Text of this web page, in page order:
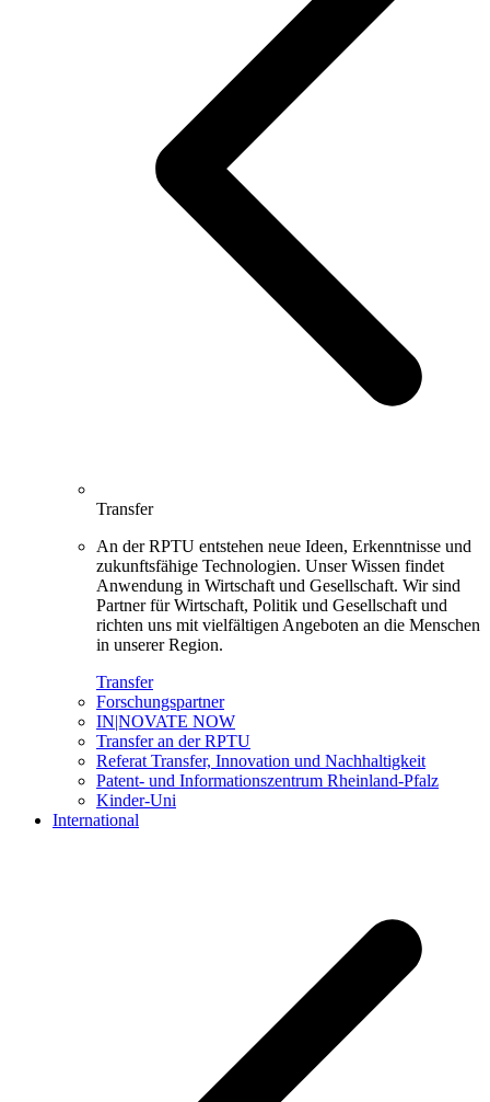
Transfer
An der RPTU entstehen neue Ideen, Erkenntnisse und
zukunftsfähige Technologien. Unser Wissen findet
Anwendung in Wirtschaft und Gesellschaft. Wir sind
Partner für Wirtschaft, Politik und Gesellschaft und
richten uns mit vielfältigen Angeboten an die Menschen
in unserer Region.
Transfer
Forschungspartner
IN|NOVATE NOW
Transfer an der RPTU
Referat Transfer, Innovation und Nachhaltigkeit
Patent- und Informationszentrum Rheinland-Pfalz
Kinder-Uni
International